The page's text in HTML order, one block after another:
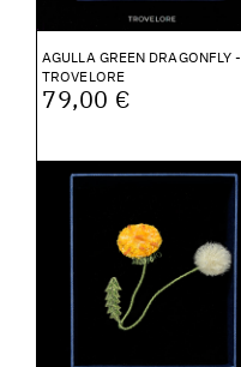
AGULLA GREEN DRAGONFLY -
TROVELORE
79,00 €